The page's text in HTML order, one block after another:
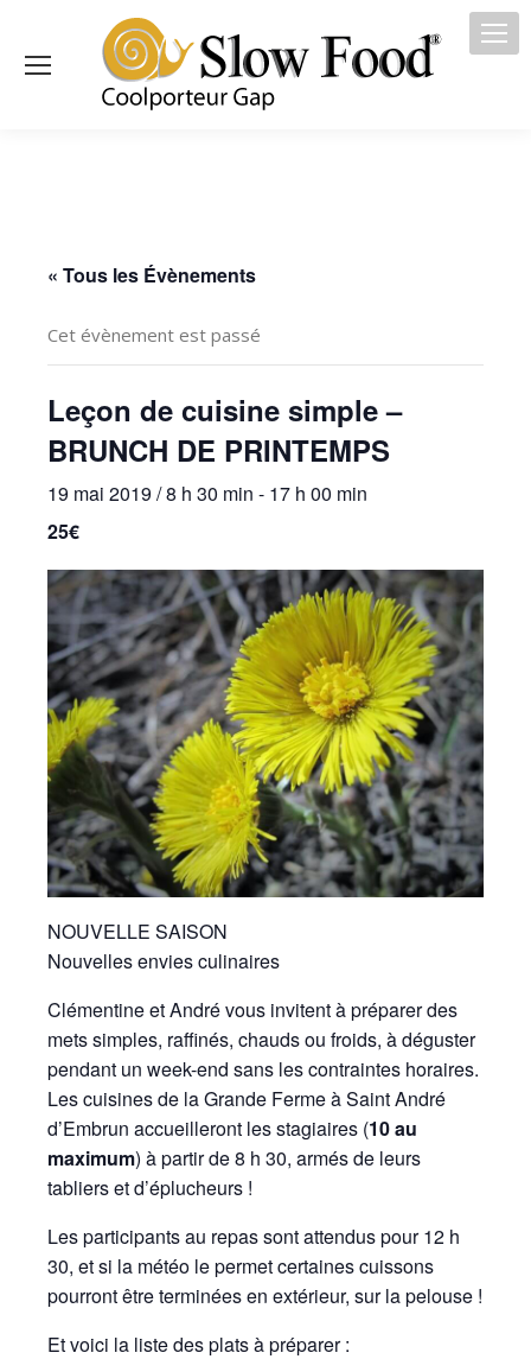
« Tous les Évènements
Cet évènement est passé
Leçon de cuisine simple –
BRUNCH DE PRINTEMPS
19 mai 2019 / 8 h 30 min - 17 h 00 min
25€
NOUVELLE SAISON
Nouvelles envies culinaires
Clémentine et André vous invitent à préparer des
mets simples, raffinés, chauds ou froids, à déguster
pendant un week-end sans les contraintes horaires.
Les cuisines de la Grande Ferme à Saint André
d’Embrun accueilleront les stagiaires (10 au
maximum) à partir de 8 h 30, armés de leurs
tabliers et d’éplucheurs !
Les participants au repas sont attendus pour 12 h
30, et si la météo le permet certaines cuissons
pourront être terminées en extérieur, sur la pelouse !
Et voici la liste des plats à préparer :